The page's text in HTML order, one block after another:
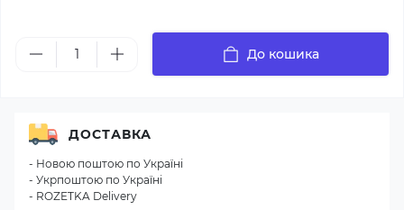
До кошика
ДОСТАВКА
- Новою поштою по Україні
- Укрпоштою по Україні
- ROZETKA Delivery